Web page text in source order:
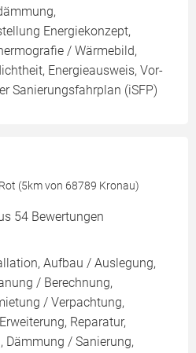
Energiekonzept,
/ Wärmebild,
Energieausweis, Vor-
Sanierungsfahrplan (iSFP)
(5km von 68789 Kronau)
54 Bewertungen
Aufbau / Auslegung,
/ Berechnung,
/ Verpachtung,
Reparatur,
Dämmung / Sanierung,